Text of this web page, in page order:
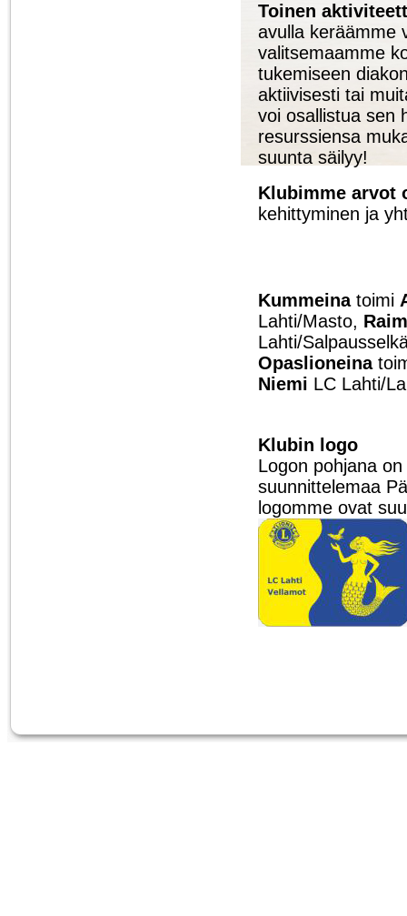
Toinen
avulla keräämme
valitsemaamme
tukemiseen
aktiivisesti tai
voi osallistua sen
resurssiensa
suunta säilyy!
Klubimme arvot
kehittyminen ja
Kummeinatoimi
Lahti/Masto,
Lahti/
Opaslioneina
Niemi LC Lahti/
Klubin logo
Logon pohjana
suunnittelemaa
logomme ovat